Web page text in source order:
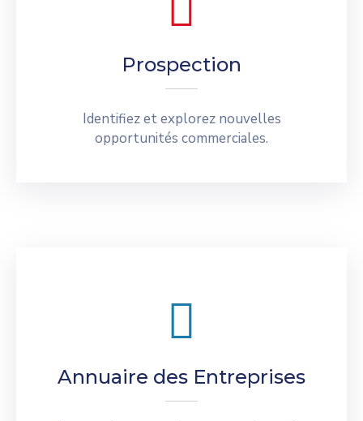
Prospection
Identifiez et explorez nouvelles
opportunités commerciales.
Annuaire des Entreprises